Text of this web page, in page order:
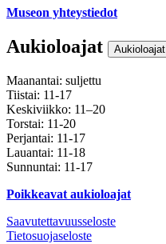
Museon yhteystiedot
Aukioloajat Aukioloajat
Maanantai: suljettu
Tiistai: 11-17
Keskiviikko: 11–20
Torstai: 11-20
Perjantai: 11-17
Lauantai: 11-18
Sunnuntai: 11-17
Poikkeavat aukioloajat
Saavutettavuusseloste
Tietosuojaseloste